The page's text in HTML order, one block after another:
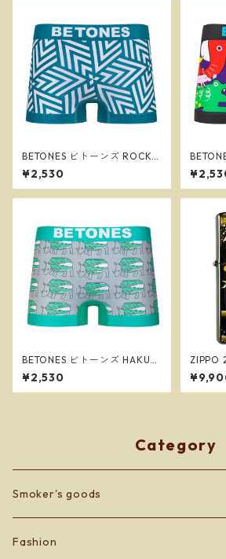
BETONES ビトーンズ ROCK
＆POLL２ GREEN メンズ フリ
ーサイズ ボクサーパンツ ※ネ
コポスで送料無料※
¥2,530
BLACK
ボクサ
送料無
BETONES ビトーンズ HAKUS
AI GREEN メンズ フリーサイ
ズ ボクサーパンツ ※ネコポス
で送料無料※
¥2,530
ZIPPO
「辰」
ー オイ
Category
Smoker's goods
zippo
Fashion